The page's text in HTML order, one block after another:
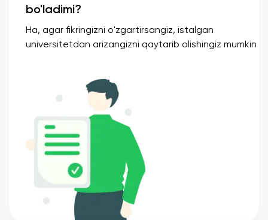
bo'ladimi?
Ha, agar fikringizni o'zgartirsangiz, istalgan
universitetdan arizangizni qaytarib olishingiz mumkin